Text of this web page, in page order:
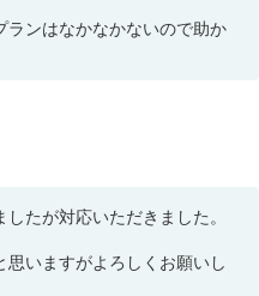
ランはなかなかないので助か
たが対応いただきました。
いますがよろしくお願いし